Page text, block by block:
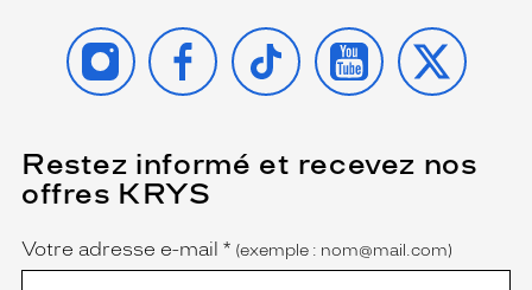
INSTAGRAMFACEBOOK
TIKTOK YOUTUBE
X
Restez informé et recevez nos
offres KRYS
Name
Votre adresse e-mail *
(Ce
champ
est
(exemple : nom@mail.com)